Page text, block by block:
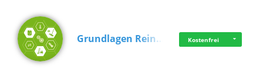
Grundlagen Rein… Kostenfrei